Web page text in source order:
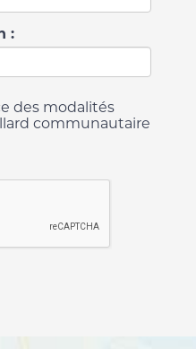
:
des modalités
communautaire